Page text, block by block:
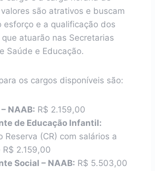
são atrativos e buscam
esforço e a qualificação dos
atuarão nas Secretarias
Saúde e Educação.
os cargos disponíveis são:
NAAB: R$ 2.159,00
de Educação Infantil:
Reserva (CR) com salários a
2.159,00
Social – NAAB: R$ 5.503,00